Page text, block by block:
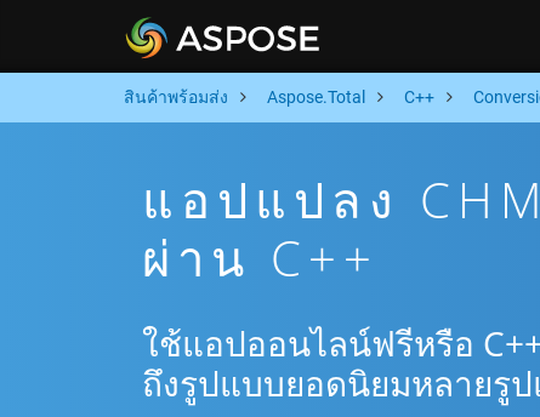
สินค้าพร้อมส่ง Aspose.Total C++
แอปแปลง
ผ่าน C++
ใช้แอปออนไลน์ฟรีหรือ
ถึงรูปแบบยอดนิยมหลายรู